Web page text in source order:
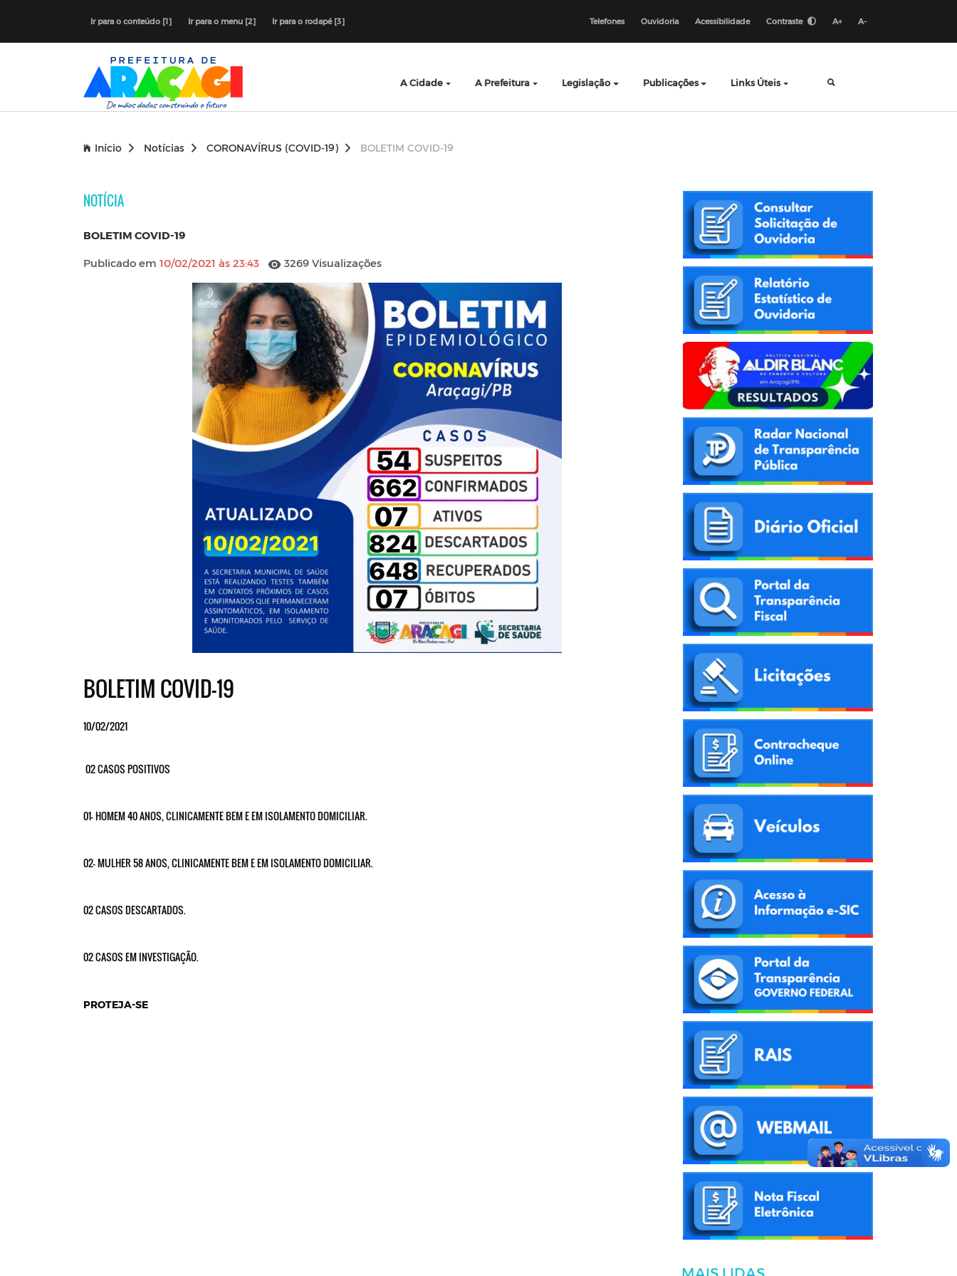
Ir para o conteúdo [1] Ir para o menu [2] Ir para o rodapé [3] Telefones Ouvidoria Acessibilidade Contraste A+ A-
A Cidade A Prefeitura Legislação Publicações Links Úteis
Início Notícias CORONAVÍRUS (COVID-19) BOLETIM COVID-19
NOTÍCIA
BOLETIM COVID-19
Publicado em 10/02/2021 às 23:43 3269 Visualizações
BOLETIM COVID-19
10/02/2021
02 CASOS POSITIVOS
01- HOMEM 40 ANOS, CLINICAMENTE BEM E EM ISOLAMENTO DOMICILIAR.
02- MULHER 58 ANOS, CLINICAMENTE BEM E EM ISOLAMENTO DOMICILIAR.
02 CASOS DESCARTADOS.
02 CASOS EM INVESTIGAÇÃO.
PROTEJA-SE